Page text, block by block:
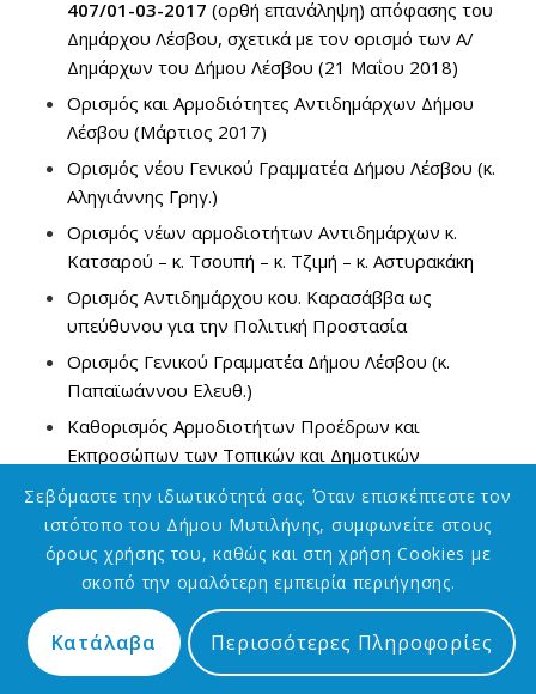
407/01-03-2017 (ορθή επανάληψη) απόφασης του
Δημάρχου Λέσβου, σχετικά με τον ορισμό των Α/
Δημάρχων του Δήμου Λέσβου (21 Μαΐου 2018)
Ορισμός και Αρμοδιότητες Αντιδημάρχων Δήμου
Λέσβου (Μάρτιος 2017)
Ορισμός νέου Γενικού Γραμματέα Δήμου Λέσβου (κ.
Αληγιάννης Γρηγ.)
Ορισμός νέων αρμοδιοτήτων Αντιδημάρχων κ.
Κατσαρού – κ. Τσουπή – κ. Τζιμή – κ. Αστυρακάκη
Ορισμός Αντιδημάρχου κου. Καρασάββα ως
υπεύθυνου για την Πολιτική Προστασία
Ορισμός Γενικού Γραμματέα Δήμου Λέσβου (κ.
Παπαϊωάννου Ελευθ.)
Καθορισμός Αρμοδιοτήτων Προέδρων και
Εκπροσώπων των Τοπικών και Δημοτικών
Κοινοτήτων Λέσβου
Ορισμός Εντεταλμένων Δημοτικών Συμβούλων
Ορισμός Ταμεία και Εισπρακτόρων
Ορισμός Αντιδημάρχων
Απόφαση Αποδοχής Παραίτησης Αντιδημάρχου
κου. Αλβανόπουλου
Σεβόμαστε την ιδιωτικότητά σας. Όταν επισκέπτεστε τον
ιστότοπο του Δήμου Μυτιλήνης, συμφωνείτε στους
όρους χρήσης του, καθώς και στη χρήση Cookies με
σκοπό την ομαλότερη εμπειρία περιήγησης.
Κατάλαβα Περισσότερες Πληροφορίες